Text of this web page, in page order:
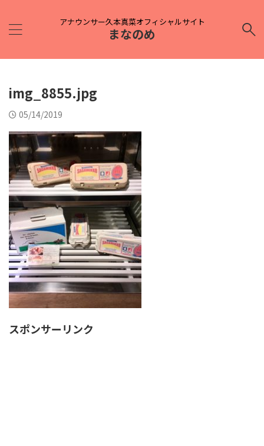
アナウンサー久本真菜オフィシャルサイト
まなのめ
img_8855.jpg
05/14/2019
スポンサーリンク